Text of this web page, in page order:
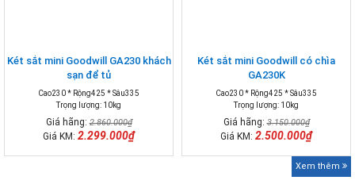
Két sắt mini Goodwill GA230 khách
sạn để tủ
Cao230 * Rộng425 * Sâu335
Trọng lượng: 10kg
Giá hãng:2.860.000₫
Giá KM: 2.299.000₫
Két sắt mini Goodwill có chìa
GA230K
Cao230 * Rộng425 * Sâu335
Trọng lượng: 10kg
Giá hãng:3.150.000₫
Giá KM: 2.500.000₫
Xem thêm